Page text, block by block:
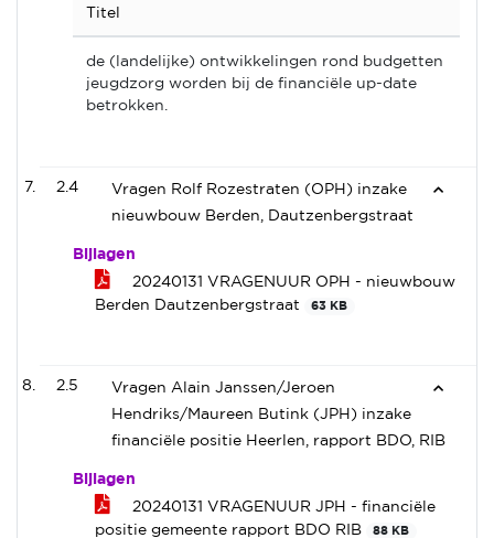
Titel
de (landelijke) ontwikkelingen rond budgetten
jeugdzorg worden bij de financiële up-date
betrokken.
2.4
Vragen Rolf Rozestraten (OPH) inzake
nieuwbouw Berden, Dautzenbergstraat
Bijlagen
20240131 VRAGENUUR OPH - nieuwbouw
Berden Dautzenbergstraat
63 KB
2.5
Vragen Alain Janssen/Jeroen
Hendriks/Maureen Butink (JPH) inzake
financiële positie Heerlen, rapport BDO, RIB
Bijlagen
20240131 VRAGENUUR JPH - financiële
positie gemeente rapport BDO RIB
88 KB